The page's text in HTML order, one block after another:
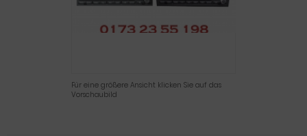
Für eine größere Ansicht klicken Sie auf das
Vorschaubild